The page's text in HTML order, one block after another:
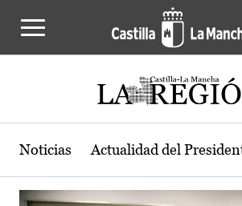
Actualidad de la región
Noticias Actualidad del